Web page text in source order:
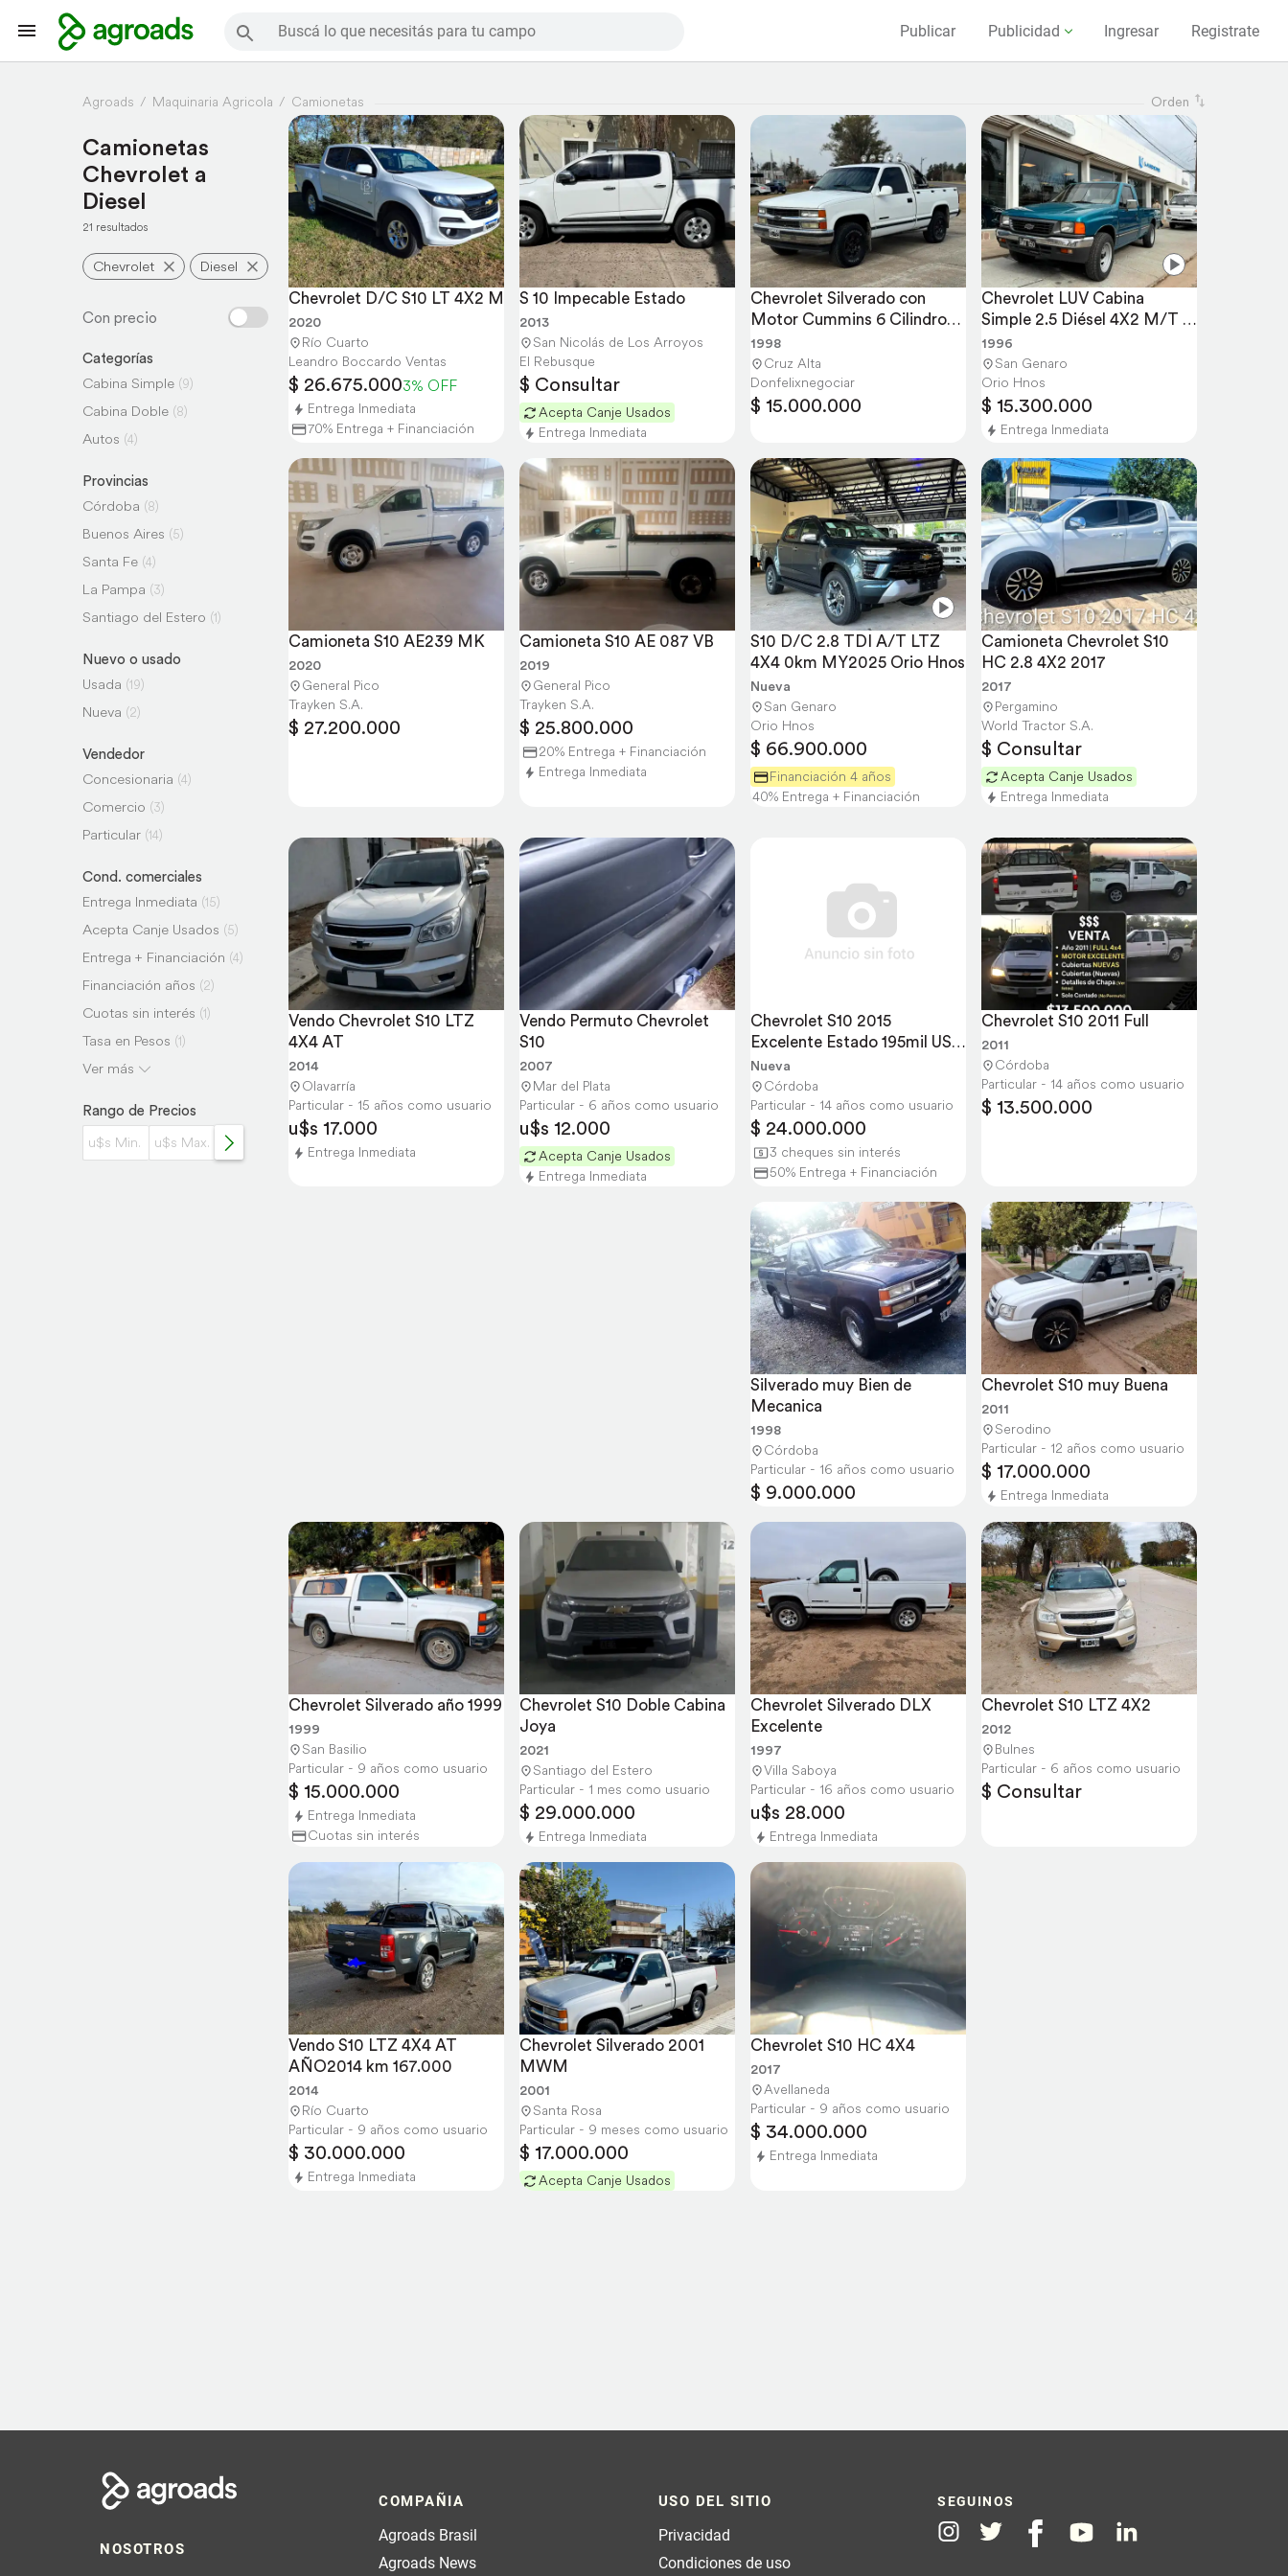
Publicar Publicidad Ingresar Registrate
Agroads Maquinaria Agricola Camionetas Orden
Camionetas
Chevrolet a
Diesel
21 resultados
Chevrolet Diesel
Categorías
Cabina Simple (9)
Cabina Doble (8)
Autos (4)
Provincias
Córdoba (8)
Buenos Aires (5)
Santa Fe (4)
La Pampa (3)
Santiago del Estero (1)
Nuevo o usado
Usada (19)
Nueva (2)
Vendedor
Concesionaria (4)
Comercio (3)
Particular (14)
Cond. comerciales
Entrega Inmediata (15)
Acepta Canje Usados (5)
Entrega + Financiación (4)
Financiación años (2)
Cuotas sin interés (1)
Tasa en Pesos (1)
Cheques sin interés
Ver más
Rango de Precios
Chevrolet D/C S10 LT 4X2 M
2020
Río Cuarto
Leandro Boccardo Ventas
$ 26.675.0003% OFF
Entrega Inmediata
70% Entrega + Financiación
S 10 Impecable Estado
2013
San Nicolás de Los Arroyos
El Rebusque
$ Consultar
Acepta Canje Usados
Entrega Inmediata
Chevrolet Silverado con
Motor Cummins 6 Cilindros
año 1998
1998
Cruz Alta
Donfelixnegociar
$ 15.000.000
Chevrolet LUV Cabina
Simple 2.5 Diésel 4X2 M/T
año 1996
1996
San Genaro
Orio Hnos
$ 15.300.000
Entrega Inmediata
Camioneta S10 AE239 MK
2020
General Pico
Trayken S.A.
$ 27.200.000
Camioneta S10 AE 087 VB
2019
General Pico
Trayken S.A.
$ 25.800.000
20% Entrega + Financiación
Entrega Inmediata
S10 D/C 2.8 TDI A/T LTZ
4X4 0km MY2025 Orio Hnos
Nueva
San Genaro
Orio Hnos
$ 66.900.000
Financiación 4 años
40% Entrega + Financiación
Camioneta Chevrolet S10
HC 2.8 4X2 2017
2017
Pergamino
World Tractor S.A.
$ Consultar
Acepta Canje Usados
Entrega Inmediata
Vendo Chevrolet S10 LTZ
4X4 AT
2014
Olavarría
Particular - 15 años como usuario
u$s 17.000
Entrega Inmediata
Vendo Permuto Chevrolet
S10
2007
Mar del Plata
Particular - 6 años como usuario
u$s 12.000
Acepta Canje Usados
Entrega Inmediata
Chevrolet S10 2015
Excelente Estado 195mil USO
Familiar
Nueva
Córdoba
Particular - 14 años como usuario
$ 24.000.000
3 cheques sin interés
50% Entrega + Financiación
Chevrolet S10 2011 Full
2011
Córdoba
Particular - 14 años como usuario
$ 13.500.000
Silverado muy Bien de
Mecanica
1998
Córdoba
Particular - 16 años como usuario
$ 9.000.000
Chevrolet S10 muy Buena
2011
Serodino
Particular - 12 años como usuario
$ 17.000.000
Entrega Inmediata
Chevrolet Silverado año 1999
1999
San Basilio
Particular - 9 años como usuario
$ 15.000.000
Entrega Inmediata
Cuotas sin interés
Chevrolet S10 Doble Cabina
Joya
2021
Santiago del Estero
Particular - 1 mes como usuario
$ 29.000.000
Entrega Inmediata
Chevrolet Silverado DLX
Excelente
1997
Villa Saboya
Particular - 16 años como usuario
u$s 28.000
Entrega Inmediata
Chevrolet S10 LTZ 4X2
2012
Bulnes
Particular - 6 años como usuario
$ Consultar
Vendo S10 LTZ 4X4 AT
AÑO2014 km 167.000
2014
Río Cuarto
Particular - 9 años como usuario
$ 30.000.000
Entrega Inmediata
Chevrolet Silverado 2001
MWM
2001
Santa Rosa
Particular - 9 meses como usuario
$ 17.000.000
Acepta Canje Usados
Chevrolet S10 HC 4X4
2017
Avellaneda
Particular - 9 años como usuario
$ 34.000.000
Entrega Inmediata
NOSOTROS
COMPAÑIA
Agroads Brasil
Agroads News
USO DEL SITIO
Privacidad
Condiciones de uso
SEGUINOS
InstagramTwitter FacebookYoutubeLinkedin